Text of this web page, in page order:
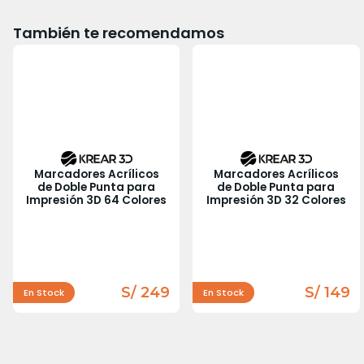
También te recomendamos
Marcadores Acrílicos
de Doble Punta para
Impresión 3D 64 Colores
En Stock S/ 249
Marcadores Acrílicos
de Doble Punta para
Impresión 3D 32 Colores
En Stock S/ 149